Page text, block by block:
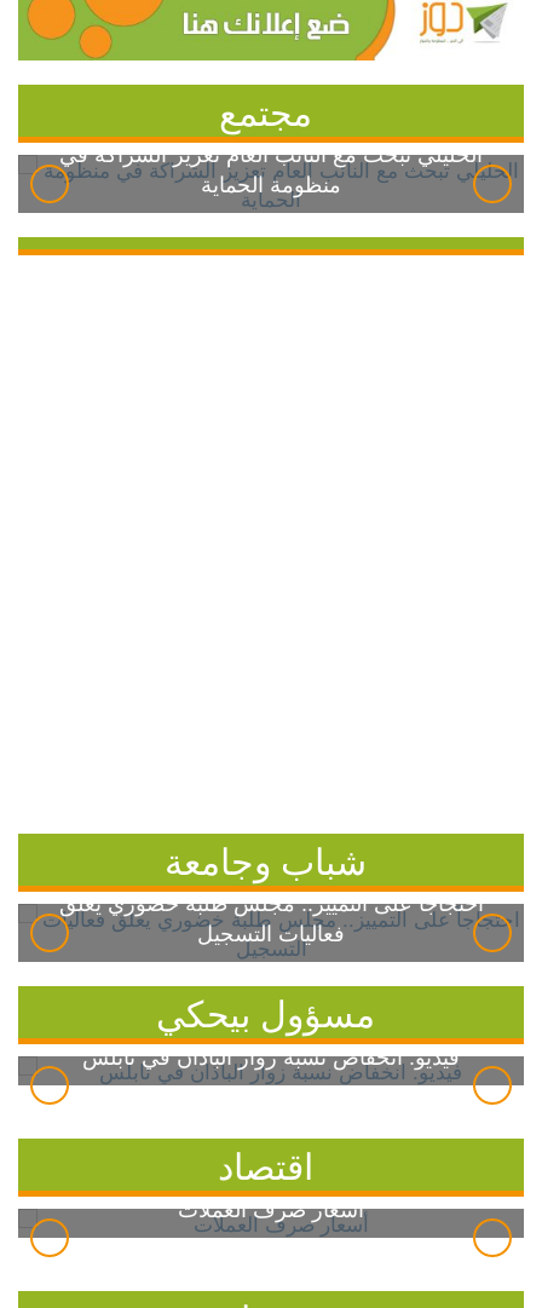
مجتمع
الخليلي تبحث مع النائب العام تعزيز الشراكة في
منظومة الحماية
شباب وجامعة
احتجاجاً على التمييز.. مجلس طلبة خضوري يعلق
فعاليات التسجيل
مسؤول بيحكي
فيديو: انخفاض نسبة زوار الباذان في نابلس
اقتصاد
أسعار صرف العملات